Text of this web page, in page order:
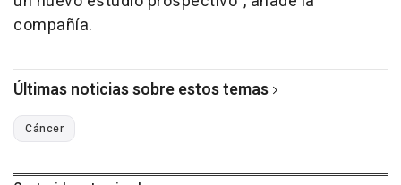
compañía.
Últimas noticias sobre estos temas
Cáncer